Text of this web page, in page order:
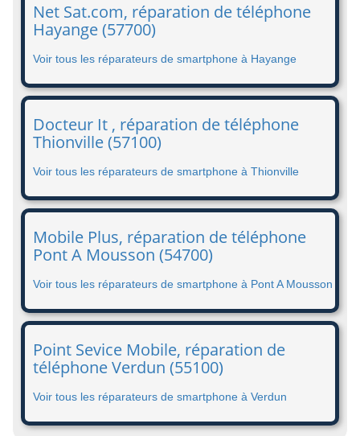
Net Sat.com, réparation de téléphone
Hayange (57700)
Voir tous les réparateurs de smartphone à Hayange
Docteur It , réparation de téléphone
Thionville (57100)
Voir tous les réparateurs de smartphone à Thionville
Mobile Plus, réparation de téléphone
Pont A Mousson (54700)
Voir tous les réparateurs de smartphone à Pont A Mousson
Point Sevice Mobile, réparation de
téléphone Verdun (55100)
Voir tous les réparateurs de smartphone à Verdun